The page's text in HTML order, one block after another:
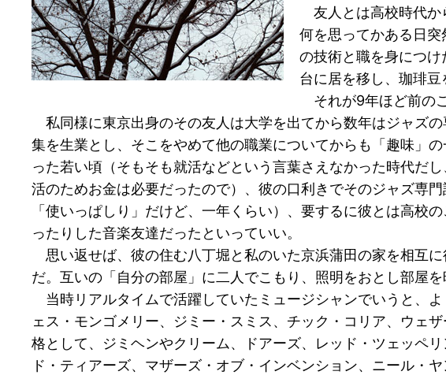
友人とは高校時代か
何を思ってかある日
の技術と職を身につ
台に居を移し、珈琲豆
それが9年ほど前の
私同様に東京出身のその友人は大学を出てから数年はジャズ
集を生業とし、そこをやめて他の職業についてからも「趣味」
った若い頃（そもそも就活などという言葉さえなかった時代だ
活のためお金は必要だったので）、彼の口利きでそのジャズ専
「使いっぱしり」だけど、一年くらい）、要するに彼とは高校
ったりした音楽友達だったといっていい。
思い返せば、彼の住む八丁堀と私のいた京浜蒲田の家を相互
だ。互いの「自分の部屋」に二人でこもり、照明をおとし部屋
当時リアルタイムで活躍していたミュージシャンでいうと、
ェス・モンゴメリー、ジミー・スミス、チック・コリア、ウェ
格として、ジミヘンやクリーム、ドアーズ、レッド・ツェッペ
ド・ティアーズ、マザーズ・オブ・インベンション、ニール・